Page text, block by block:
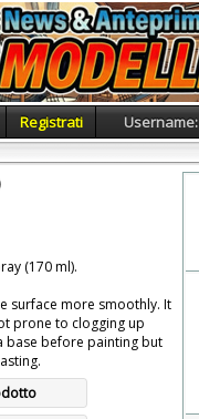
Registrati Username:
(170 ml).
surface more smoothly. It
prone to clogging up
base before painting but